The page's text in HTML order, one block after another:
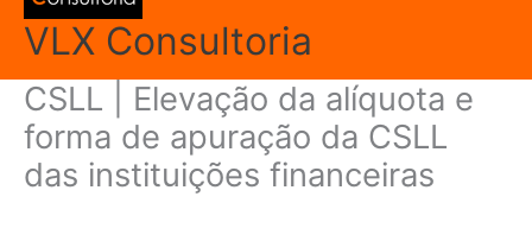
VLX Consultoria
CSLL | Elevação da alíquota e
forma de apuração da CSLL
das instituições financeiras